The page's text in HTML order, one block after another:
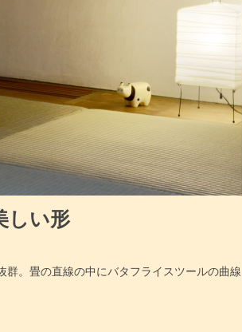
しい形
。畳の直線の中にバタフライスツールの曲線